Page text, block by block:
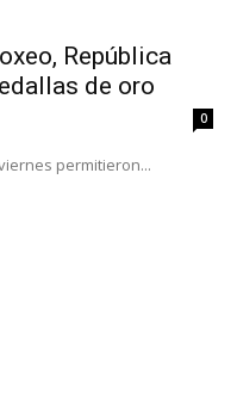
República
de oro
0
permitieron...